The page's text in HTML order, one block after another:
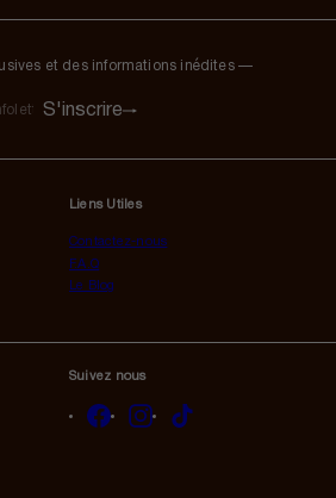
et des informations inédites —
S'inscrire
Liens Utiles
Contactez-nous
F.A.Q
Le Blog
Suivez nous
FacebookInstagram